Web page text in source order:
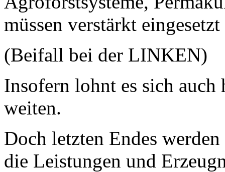
müssen verstärkt
(Beifall bei der LINKEN)
Insofern lohnt es sich
weiten.
Doch letzten Endes
die Leistungen und